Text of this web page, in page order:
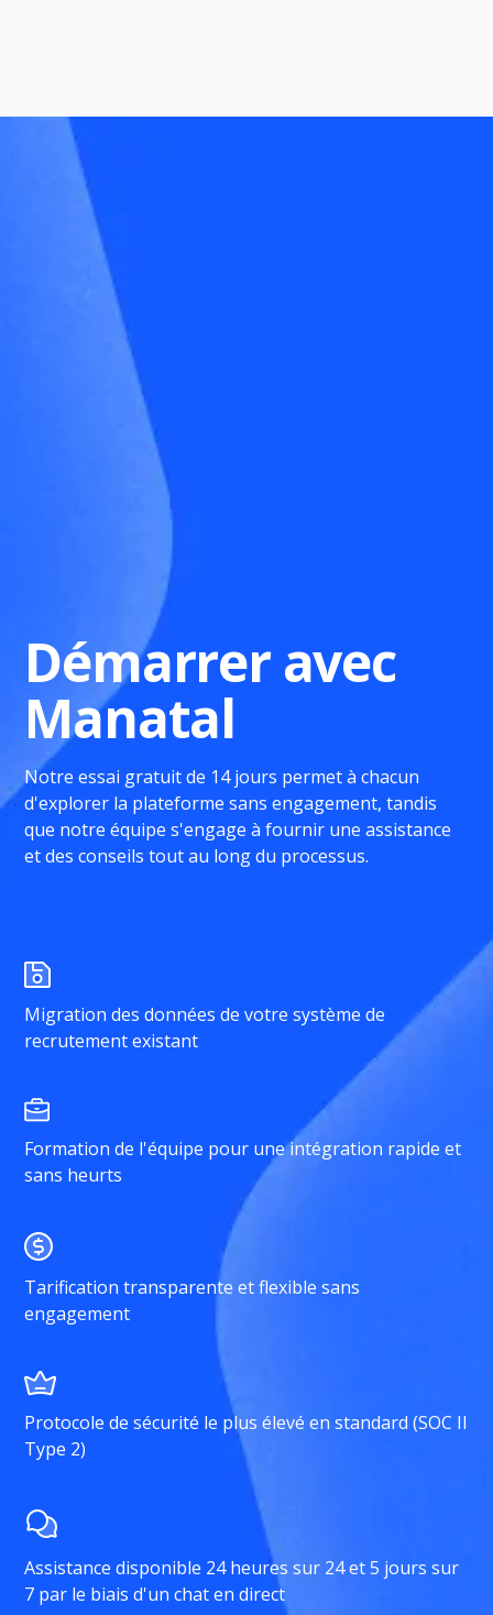
Démarrer avec
Manatal
Notre essai gratuit de 14 jours permet à chacun
d'explorer la plateforme sans engagement, tandis
que notre équipe s'engage à fournir une assistance
et des conseils tout au long du processus.
Migration des données de votre système de
recrutement existant
Formation de l'équipe pour une intégration rapide et
sans heurts
Tarification transparente et flexible sans
engagement
Protocole de sécurité le plus élevé en standard (SOC II
Type 2)
Assistance disponible 24 heures sur 24 et 5 jours sur
7 par le biais d'un chat en direct